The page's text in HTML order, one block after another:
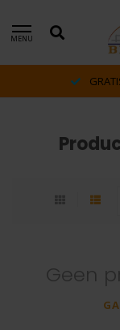
MENU
Geen